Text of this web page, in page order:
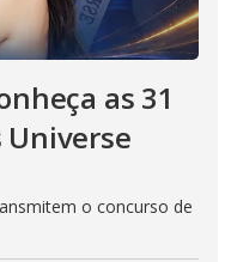
as 31
Universe
o concurso de